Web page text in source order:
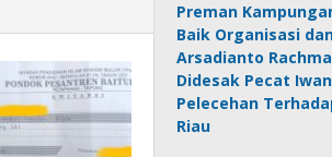
Preman
Baik Organisasi
Arsadianto
Didesak Pecat
Pelecehan
Riau